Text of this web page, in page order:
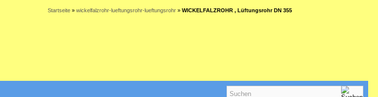
Startseite» wickelfalzrohr-lueftungsrohr-lueftungsrohr» WICKELFALZROHR , Lüftungsrohr DN 355